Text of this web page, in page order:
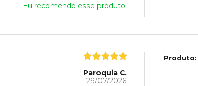
Eu recomendo esse produto.
Paroquia C.
29/07/2026
Produto: